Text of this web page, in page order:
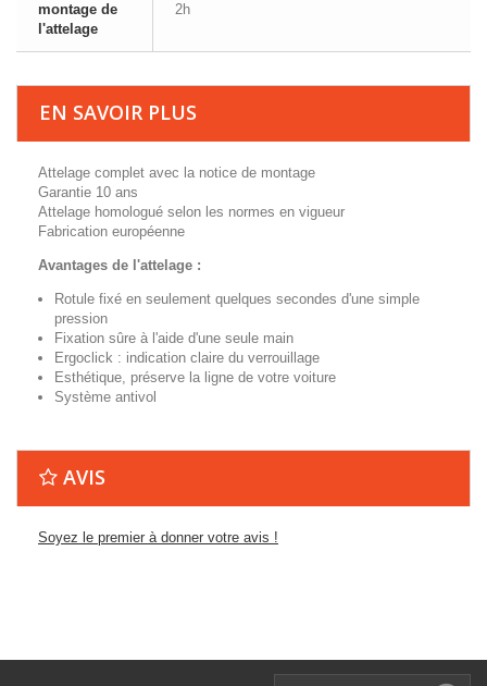
montage de
l'attelage
2h
EN SAVOIR PLUS
Attelage complet avec la notice de montage
Garantie 10 ans
Attelage homologué selon les normes en vigueur
Fabrication européenne
Avantages de l'attelage :
Rotule fixé en seulement quelques secondes d'une simple
pression
Fixation sûre à l'aide d'une seule main
Ergoclick : indication claire du verrouillage
Esthétique, préserve la ligne de votre voiture
Système antivol
AVIS
Soyez le premier à donner votre avis !